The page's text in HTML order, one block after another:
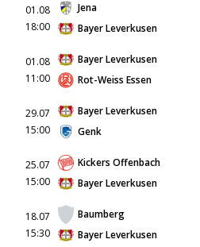
01.08
18:00
Jena
Bayer Leverkusen
01.08
11:00
Bayer Leverkusen
Rot-Weiss Essen
29.07
15:00
Bayer Leverkusen
Genk
25.07
15:00
Kickers Offenbach
Bayer Leverkusen
18.07
15:30
Baumberg
Bayer Leverkusen